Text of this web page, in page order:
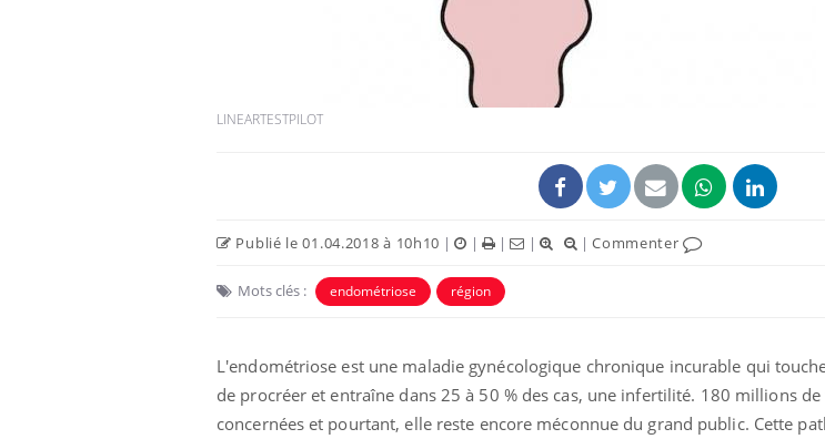
LINEARTESTPILOT
Publié le 01.04.2018 à 10h10 | | | | |Commenter
Mots clés : endométriose région
L'endométriose est une maladie gynécologique chronique incurable qui
de procréer et entraîne dans 25 à 50 % des cas, une infertilité. 180 millions
concernées et pourtant, elle reste encore méconnue du grand public. Cette